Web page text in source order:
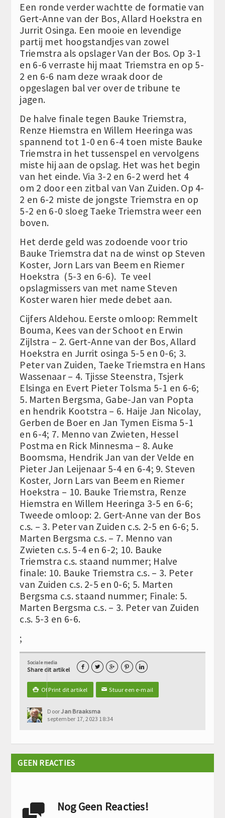
Een ronde verder wachtte de formatie van
Gert-Anne van der Bos, Allard Hoekstra en
Jurrit Osinga. Een mooie en levendige
partij met hoogstandjes van zowel
Triemstra als opslager Van der Bos. Op 3-1
en 6-6 verraste hij maat Triemstra en op 5-
2 en 6-6 nam deze wraak door de
opgeslagen bal ver over de tribune te
jagen.
De halve finale tegen Bauke Triemstra,
Renze Hiemstra en Willem Heeringa was
spannend tot 1-0 en 6-4 toen miste Bauke
Triemstra in het tussenspel en vervolgens
miste hij aan de opslag. Het was het begin
van het einde. Via 3-2 en 6-2 werd het 4
om 2 door een zitbal van Van Zuiden. Op 4-
2 en 6-2 miste de jongste Triemstra en op
5-2 en 6-0 sloeg Taeke Triemstra weer een
boven.
Het derde geld was zodoende voor trio
Bauke Triemstra dat na de winst op Steven
Koster, Jorn Lars van Beem en Riemer
Hoekstra (5-3 en 6-6). Te veel
opslagmissers van met name Steven
Koster waren hier mede debet aan.
Cijfers Aldehou. Eerste omloop: Remmelt
Bouma, Kees van der Schoot en Erwin
Zijlstra – 2. Gert-Anne van der Bos, Allard
Hoekstra en Jurrit osinga 5-5 en 0-6; 3.
Peter van Zuiden, Taeke Triemstra en Hans
Wassenaar – 4. Tjisse Steenstra, Tsjerk
Elsinga en Evert Pieter Tolsma 5-1 en 6-6;
5. Marten Bergsma, Gabe-Jan van Popta
en hendrik Kootstra – 6. Haije Jan Nicolay,
Gerben de Boer en Jan Tymen Eisma 5-1
en 6-4; 7. Menno van Zwieten, Hessel
Postma en Rick Minnesma – 8. Auke
Boomsma, Hendrik Jan van der Velde en
Pieter Jan Leijenaar 5-4 en 6-4; 9. Steven
Koster, Jorn Lars van Beem en Riemer
Hoekstra – 10. Bauke Triemstra, Renze
Hiemstra en Willem Heeringa 3-5 en 6-6;
Tweede omloop: 2. Gert-Anne van der Bos
c.s. – 3. Peter van Zuiden c.s. 2-5 en 6-6; 5.
Marten Bergsma c.s. – 7. Menno van
Zwieten c.s. 5-4 en 6-2; 10. Bauke
Triemstra c.s. staand nummer; Halve
finale: 10. Bauke Triemstra c.s. – 3. Peter
van Zuiden c.s. 2-5 en 0-6; 5. Marten
Bergsma c.s. staand nummer; Finale: 5.
Marten Bergsma c.s. – 3. Peter van Zuiden
c.s. 5-3 en 6-6.
;
Sociale media
Share dit artikel     
 Of Print dit artikel ✉Stuur een e-mail
DoorJan Braaksma
september 17, 2023 18:34
GEEN REACTIES
 Nog Geen Reacties!